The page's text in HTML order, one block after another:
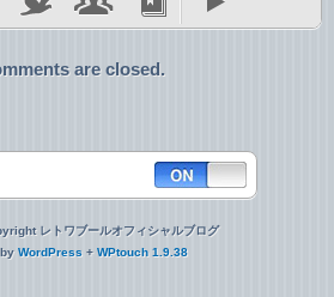
are closed.
レトワブールオフィシャルブログ
WordPress + WPtouch 1.9.38